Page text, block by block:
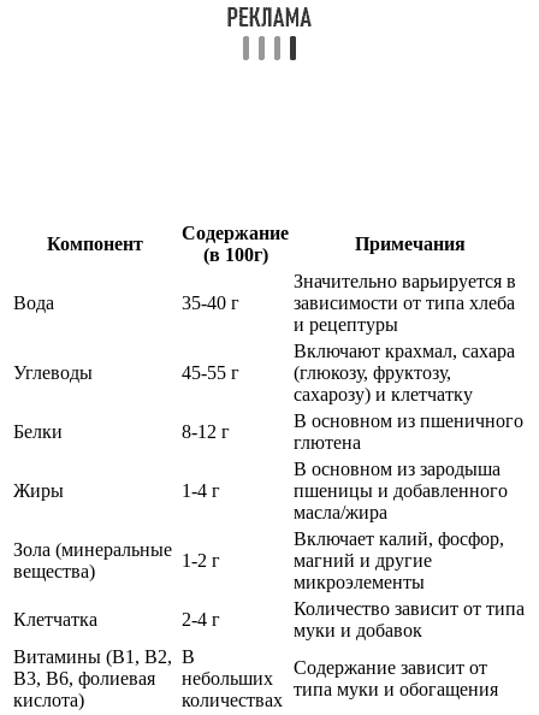
Компонент
Содержание
(в 100г)
Примечания
Вода 35-40 г
Значительно варьируется в
зависимости от типа хлеба
и рецептуры
Углеводы 45-55 г
Включают крахмал, сахара
(глюкозу, фруктозу,
сахарозу) и клетчатку
Белки
8-12 г
В основном из пшеничного
глютена
Жиры 1-4 г
В основном из зародыша
пшеницы и добавленного
масла/жира
Зола (минеральные
вещества)
1-2 г
Включает калий, фосфор,
магний и другие
микроэлементы
Клетчатка
2-4 г
Количество зависит от типа
муки и добавок
Витамины (В1, В2,
В3, В6, фолиевая
кислота)
В
небольших
количествах
Содержание зависит от
типа муки и обогащения